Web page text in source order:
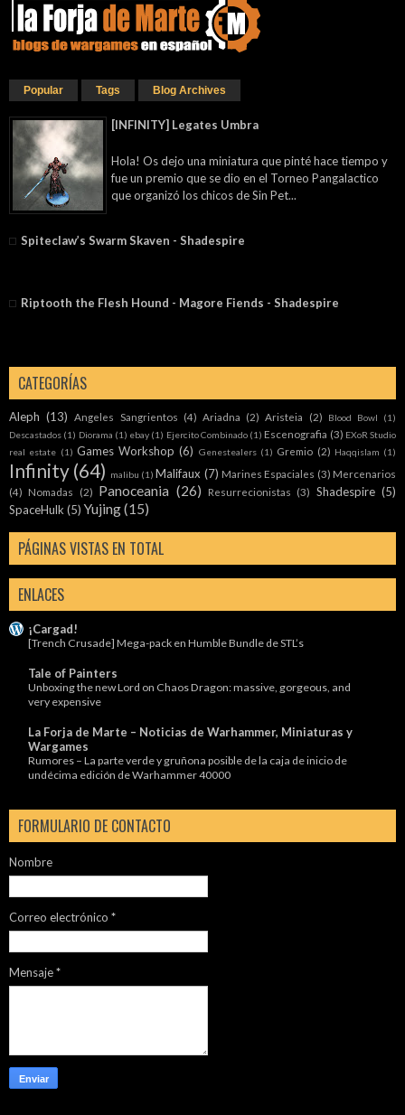
Popular Tags Blog Archives
[INFINITY] Legates Umbra
Hola! Os dejo una miniatura que pinté hace tiempo y
fue un premio que se dio en el Torneo Pangalactico
que organizó los chicos de Sin Pet...
Spiteclaw’s Swarm Skaven - Shadespire
Riptooth the Flesh Hound - Magore Fiends⁣ - Shadespire
CATEGORÍAS
Aleph (13) Angeles Sangrientos (4) Ariadna (2) Aristeia (2) Blood Bowl
(1)
Descastados (1) Diorama (1) ebay (1) Ejercito Combinado (1) Escenografia (3) EXoR Studio
real estate (1) Games Workshop (6) Genestealers (1) Gremio (2) Haqqislam (1)
Infinity (64) malibu (1) Malifaux (7) Marines Espaciales (3) Mercenarios
(4) Nomadas (2) Panoceania (26) Resurrecionistas (3) Shadespire (5)
SpaceHulk (5) Yujing(15)
PÁGINAS VISTAS EN TOTAL
ENLACES
¡Cargad!
[Trench Crusade] Mega-pack en Humble Bundle de STL’s
Tale of Painters
Unboxing the new Lord on Chaos Dragon: massive, gorgeous, and
very expensive
La Forja de Marte – Noticias de Warhammer, Miniaturas y
Wargames
Rumores – La parte verde y gruñona posible de la caja de inicio de
undécima edición de Warhammer 40000
FORMULARIO DE CONTACTO
Nombre
Correo electrónico *
Mensaje*